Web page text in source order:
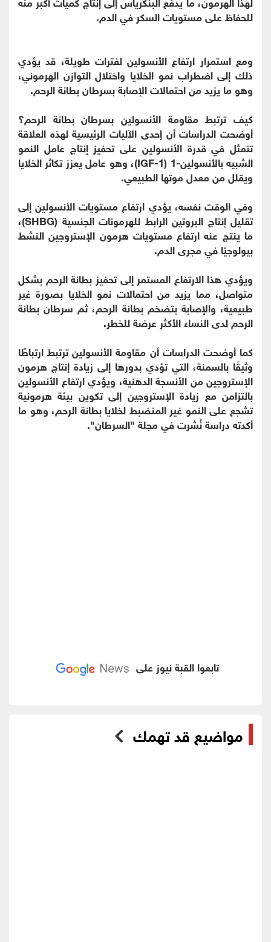
للحفاظ على مستويات السكر في الدم.
ومع استمرار ارتفاع الأنسولين لفترات طويلة، قد يؤدي
ذلك إلى اضطراب نمو الخلايا واختلال التوازن الهرموني،
وهو ما يزيد من احتمالات الإصابة بسرطان بطانة الرحم.
كيف ترتبط مقاومة الأنسولين بسرطان بطانة الرحم؟
أوضحت الدراسات أن إحدى الآليات الرئيسية لهذه العلاقة
تتمثل في قدرة الأنسولين على تحفيز إنتاج عامل النمو
الشبيه بالأنسولين-1 (IGF-1)، وهو عامل يعزز تكاثر الخلايا
ويقلل من معدل موتها الطبيعي.
وفي الوقت نفسه، يؤدي ارتفاع مستويات الأنسولين إلى
تقليل إنتاج البروتين الرابط للهرمونات الجنسية (SHBG)،
ما ينتج عنه ارتفاع مستويات هرمون الإستروجين النشط
بيولوجيًا في مجرى الدم.
ويؤدي هذا الارتفاع المستمر إلى تحفيز بطانة الرحم بشكل
متواصل، مما يزيد من احتمالات نمو الخلايا بصورة غير
طبيعية، والإصابة بتضخم بطانة الرحم، ثم سرطان بطانة
الرحم لدى النساء الأكثر عرضة للخطر.
كما أوضحت الدراسات أن مقاومة الأنسولين ترتبط ارتباطًا
وثيقًا بالسمنة، التي تؤدي بدورها إلى زيادة إنتاج هرمون
الإستروجين من الأنسجة الدهنية، ويؤدي ارتفاع الأنسولين
بالتزامن مع زيادة الإستروجين إلى تكوين بيئة هرمونية
تشجع على النمو غير المنضبط لخلايا بطانة الرحم، وهو ما
أكدته دراسة نُشرت في مجلة "السرطان".
تابعوا القبة نيوز على
مواضيع قد تهمك